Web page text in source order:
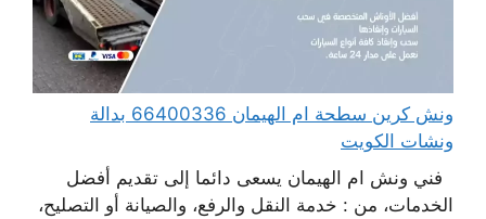
ونش كرين سطحة ام الهيمان 66400336 بدالة
ونشات الكويت
فني ونش ام الهيمان يسعى دائما إلى تقديم أفضل
الخدمات، من : خدمة النقل والرفع، والصيانة أو التصليح،